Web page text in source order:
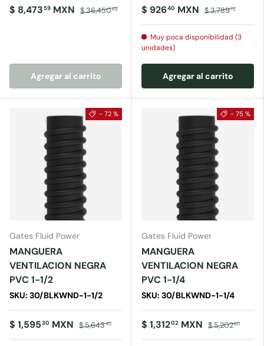
$ 8,47359 MXN $ 36,45068
Agregar al carrito
$ 92640 MXN $ 3,78972
Muy poca disponibilidad (3
unidades)
Agregar al carrito
- 72 %
Gates Fluid Power
MANGUERA
VENTILACION NEGRA
PVC 1-1/2
SKU: 30/BLKWND-1-1/2
$ 1,59530 MXN $ 5,64340
- 75 %
Gates Fluid Power
MANGUERA
VENTILACION NEGRA
PVC 1-1/4
SKU: 30/BLKWND-1-1/4
$ 1,31202 MXN $ 5,20260